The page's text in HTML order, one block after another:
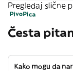
Pregledaj slične
PivoPica
Česta
Kako mogu da